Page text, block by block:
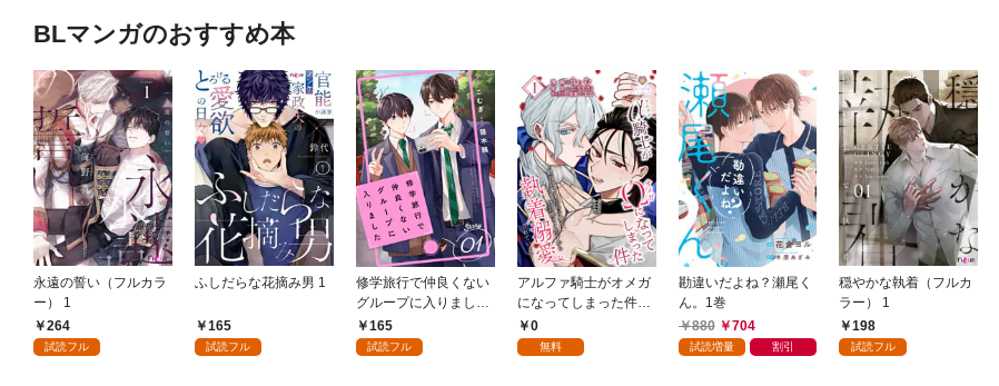
BLマンガのおすすめ本
永遠の誓い（フルカラ
ー） 1
264
試読フル
ふしだらな花摘み男 1
165
試読フル
修学旅行で仲良くない
グループに入りました
【単話版】1巻
165
試読フル
アルファ騎士がオメガ
になってしまった件～
最強α騎士団長の俺
が、世話焼きα部下か
0
無料
勘違いだよね？瀬尾く
ん。1巻
880
704
試読増量 割引
穏やかな執着（フルカ
ラー） 1
198
試読フル